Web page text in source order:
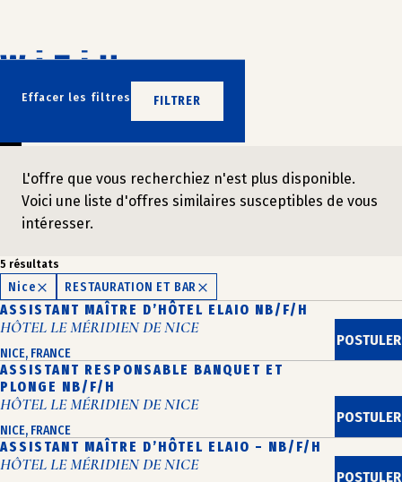
contenu
Effacer les filtres FILTRER
N’ATTENDEZ PLUS
REJOIGNEZ-NOUS
L'offre que vous recherchiez n'est plus disponible.
Voici une liste d'offres similaires susceptibles de vous
intéresser.
5 résultats
Nice RESTAURATION ET BAR
ASSISTANT MAÎTRE D’HÔTEL ELAIO NB/F/H
HÔTEL LE MÉRIDIEN DE NICE
NICE, FRANCE
POSTULER
ASSISTANT RESPONSABLE BANQUET ET
PLONGE NB/F/H
HÔTEL LE MÉRIDIEN DE NICE
NICE, FRANCE
POSTULER
ASSISTANT MAÎTRE D’HÔTEL ELAIO – NB/F/H
HÔTEL LE MÉRIDIEN DE NICE
POSTULER